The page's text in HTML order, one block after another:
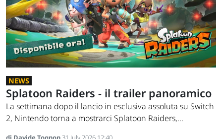
NEWS
Splatoon Raiders - il trailer panoramico
La settimana dopo il lancio in esclusiva assoluta su Switch
2, Nintendo torna a mostrarci Splatoon Raiders,...